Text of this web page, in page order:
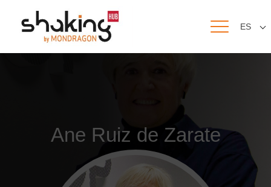
ES
Ane Ruiz de Zarate